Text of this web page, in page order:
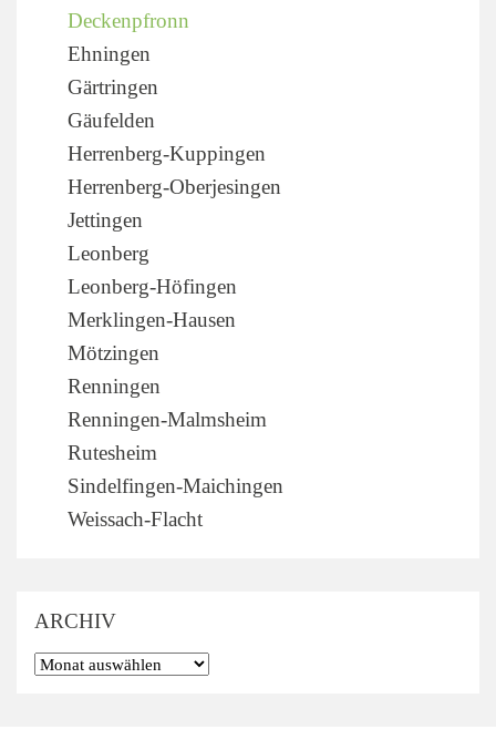
Deckenpfronn
Ehningen
Gärtringen
Gäufelden
Herrenberg-Kuppingen
Herrenberg-Oberjesingen
Jettingen
Leonberg
Leonberg-Höfingen
Merklingen-Hausen
Mötzingen
Renningen
Renningen-Malmsheim
Rutesheim
Sindelfingen-Maichingen
Weissach-Flacht
ARCHIV